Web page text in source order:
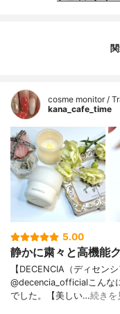
cosme monitor /
kana_cafe_time
5.00
静かに粛々と高機能
【DECENCIA（ディセン
@decencia_officialこんな
でした。【美しい…続きを